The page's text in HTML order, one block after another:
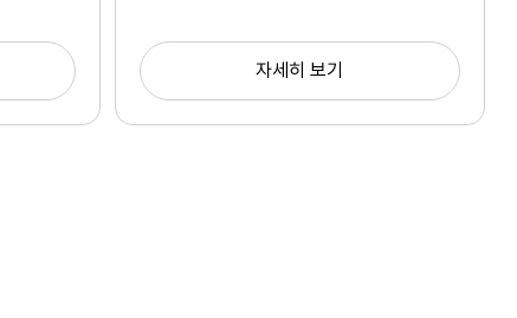
자세히 보기